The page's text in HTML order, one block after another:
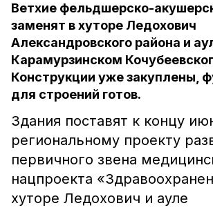
Ветхие фельдшерско-
заменят в хуторе Ледохович
Александровского района и
Карамурзинском
Конструкции уже закуплены,
для строений готов.
Здания поставят к концу
региональному проекту
первичного звена
нацпроекта
хуторе Ледохович и ауле